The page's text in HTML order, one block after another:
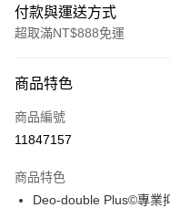
付款與運送方式
超取滿NT$888免運
信用卡一次付款
超商取貨付款
Apple Pay
商品特色
商品編號
11847157
商品特色
Deo-double Plus©專業